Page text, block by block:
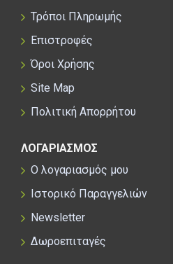
Τρόποι Πληρωμής
Επιστροφές
Όροι Χρήσης
Site Map
Πολιτική Απορρήτου
ΛΟΓΑΡΙΑΣΜΟΣ
Ο λογαριασμός μου
Ιστορικό Παραγγελιών
Newsletter
Δωροεπιταγές